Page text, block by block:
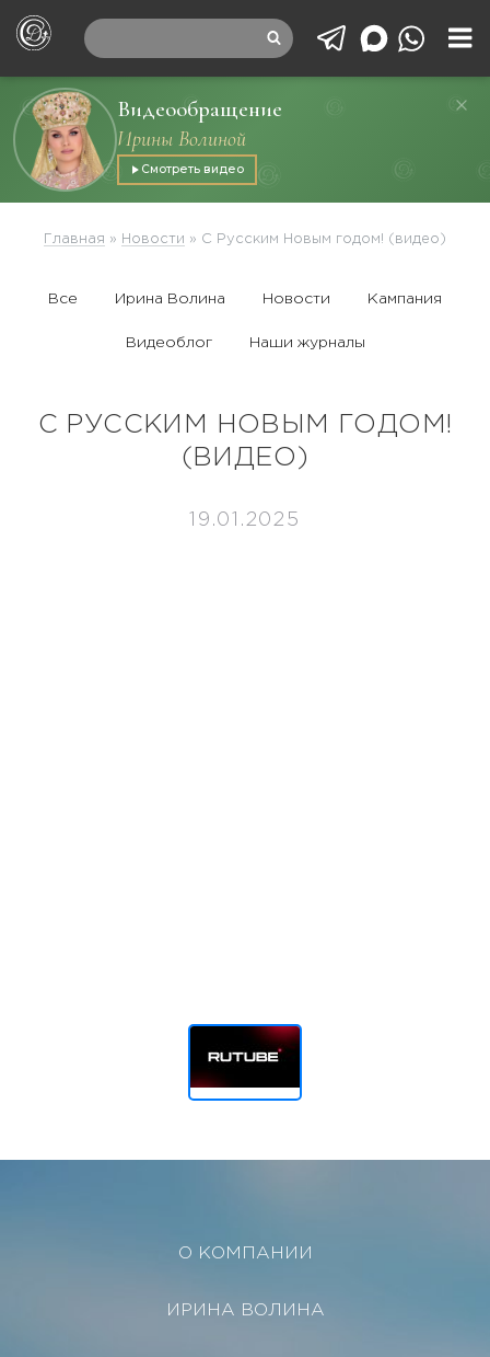
Видеообращение
Ирины Волиной
Смотреть видео
Главная » Новости » С Русским Новым годом! (видео)
Все Ирина Волина Новости Кампания
Видеоблог Наши журналы
С РУССКИМ НОВЫМ ГОДОМ!
(ВИДЕО)
19.01.2025
О КОМПАНИИ
ИРИНА ВОЛИНА